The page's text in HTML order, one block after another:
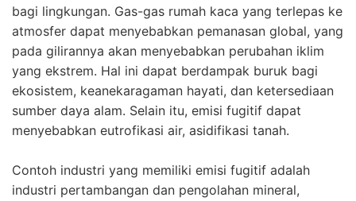
bagi lingkungan. Gas-gas rumah kaca yang terlepas ke
atmosfer dapat menyebabkan pemanasan global, yang
pada gilirannya akan menyebabkan perubahan iklim
yang ekstrem. Hal ini dapat berdampak buruk bagi
ekosistem, keanekaragaman hayati, dan ketersediaan
sumber daya alam. Selain itu, emisi fugitif dapat
menyebabkan eutrofikasi air, asidifikasi tanah.
Contoh industri yang memiliki emisi fugitif adalah
industri pertambangan dan pengolahan mineral,